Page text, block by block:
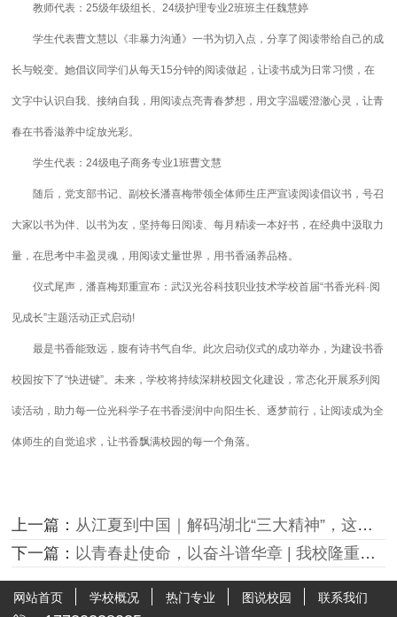
教师代表：25级年级组长、24级护理专业2班班主任魏慧婷
学生代表曹文慧以《非暴力沟通》一书为切入点，分享了阅读带给自己的成
长与蜕变。她倡议同学们从每天15分钟的阅读做起，让读书成为日常习惯，在
文字中认识自我、接纳自我，用阅读点亮青春梦想，用文字温暖澄澈心灵，让青
春在书香滋养中绽放光彩。
学生代表：24级电子商务专业1班曹文慧
随后，党支部书记、副校长潘喜梅带领全体师生庄严宣读阅读倡议书，号召
大家以书为伴、以书为友，坚持每日阅读、每月精读一本好书，在经典中汲取力
量，在思考中丰盈灵魂，用阅读丈量世界，用书香涵养品格。
仪式尾声，潘喜梅郑重宣布：武汉光谷科技职业技术学校首届“书香光科·阅
见成长”主题活动正式启动!
最是书香能致远，腹有诗书气自华。此次启动仪式的成功举办，为建设书香
校园按下了“快进键”。未来，学校将持续深耕校园文化建设，常态化开展系列阅
读活动，助力每一位光科学子在书香浸润中向阳生长、逐梦前行，让阅读成为全
体师生的自觉追求，让书香飘满校园的每一个角落。
上一篇： 从江夏到中国｜解码湖北“三大精神”，这堂团课我们这样上
下一篇： 以青春赴使命，以奋斗谱华章 | 我校隆重举行2026年新发展团员入团仪式暨五四表彰大会
网站首页 学校概况 热门专业 图说校园 联系我们